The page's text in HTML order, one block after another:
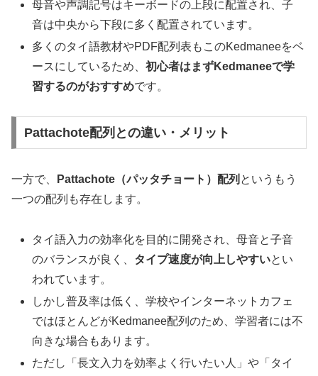
母音や声調記号はキーボードの上段に配置され、子
音は中央から下段に多く配置されています。
多くのタイ語教材やPDF配列表もこのKedmaneeをベ
ースにしているため、初心者はまずKedmaneeで学
習するのがおすすめです。
Pattachote配列との違い・メリット
一方で、 Pattachote（パッタチョート）配列 というもう
一つの配列も存在します。
タイ語入力の効率化を目的に開発され、母音と子音
のバランスが良く、 タイプ速度が向上しやすいとい
われています。
しかし普及率は低く、学校やインターネットカフェ
ではほとんどがKedmanee配列のため、学習者には不
向きな場合もあります。
ただし「長文入力を効率よく行いたい人」や「タイ